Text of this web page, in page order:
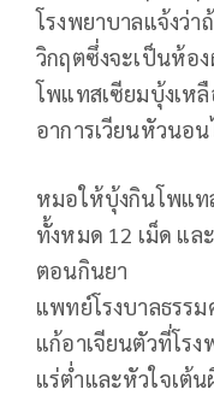
โรงพยาบาลแจ้งว่
วิกฤตซึ่งจะเป็นห้อ
โพแทสเซียมบุ้งเหลื
อาการเวียนหัวนอน
หมอให้บุ้งกินโพแท
ทั้งหมด 12 เม็ด แล
ตอนกินยา
แพทย์โรงบาลธรร
แก้อาเจียนตัวที่โร
แร่ต่ำและหัวใจเต้